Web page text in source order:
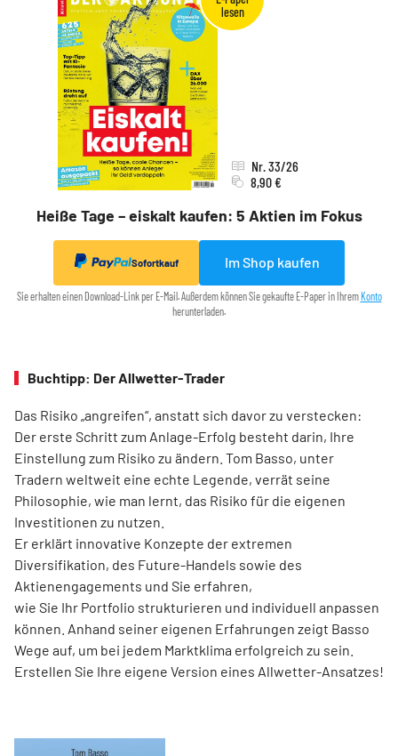
Heiße Tage – eiskalt kaufen: 5 Aktien im Fokus
Nr. 33/26
8,90 €
Sofortkauf Im Shop kaufen
Sie erhalten einen Download-Link per E-Mail. Außerdem können Sie gekaufte E-Paper in IhremKonto
herunterladen.
Buchtipp: Der Allwetter-Trader
Das Risiko „angreifen“, anstatt sich davor zu verstecken:
Der erste Schritt zum Anlage-Erfolg besteht darin, Ihre
Einstellung zum Risiko zu ändern. Tom Basso, unter
Tradern weltweit eine echte Legende, verrät seine
Philosophie, wie man lernt, das Risiko für die eigenen
Investitionen zu nutzen.
Er erklärt innovative Konzepte der extremen
Diversifikation, des Future-Handels sowie des
Aktienengagements und Sie erfahren,
wie Sie Ihr Portfolio strukturieren und individuell anpassen
können. Anhand seiner eigenen Erfahrungen zeigt Basso
Wege auf, um bei jedem Marktklima erfolgreich zu sein.
Erstellen Sie Ihre eigene Version eines Allwetter-Ansatzes!